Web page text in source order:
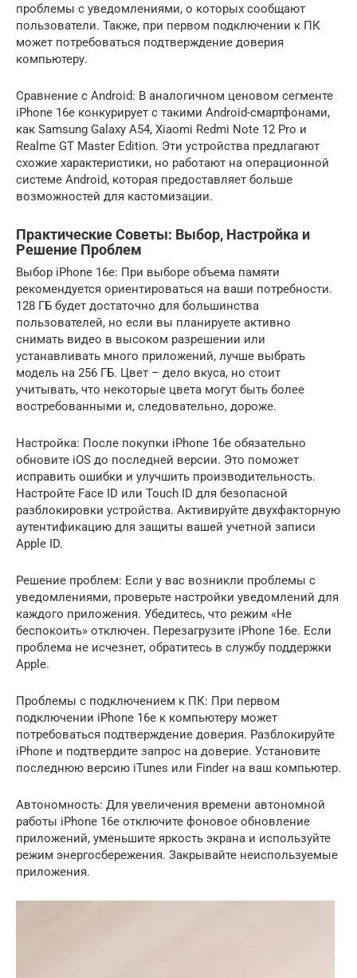
проблемы с уведомлениями, о которых сообщают
пользователи. Также, при первом подключении к ПК
может потребоваться подтверждение доверия
компьютеру.
Сравнение с Android: В аналогичном ценовом сегменте
iPhone 16e конкурирует с такими Android-смартфонами,
как Samsung Galaxy A54, Xiaomi Redmi Note 12 Pro и
Realme GT Master Edition. Эти устройства предлагают
схожие характеристики, но работают на операционной
системе Android, которая предоставляет больше
возможностей для кастомизации.
Практические Советы: Выбор, Настройка и
Решение Проблем
Выбор iPhone 16e: При выборе объема памяти
рекомендуется ориентироваться на ваши потребности.
128 ГБ будет достаточно для большинства
пользователей, но если вы планируете активно
снимать видео в высоком разрешении или
устанавливать много приложений, лучше выбрать
модель на 256 ГБ. Цвет – дело вкуса, но стоит
учитывать, что некоторые цвета могут быть более
востребованными и, следовательно, дороже.
Настройка: После покупки iPhone 16e обязательно
обновите iOS до последней версии. Это поможет
исправить ошибки и улучшить производительность.
Настройте Face ID или Touch ID для безопасной
разблокировки устройства. Активируйте двухфакторную
аутентификацию для защиты вашей учетной записи
Apple ID.
Решение проблем: Если у вас возникли проблемы с
уведомлениями, проверьте настройки уведомлений для
каждого приложения. Убедитесь, что режим «Не
беспокоить» отключен. Перезагрузите iPhone 16e. Если
проблема не исчезнет, обратитесь в службу поддержки
Apple.
Проблемы с подключением к ПК: При первом
подключении iPhone 16e к компьютеру может
потребоваться подтверждение доверия. Разблокируйте
iPhone и подтвердите запрос на доверие. Установите
последнюю версию iTunes или Finder на ваш компьютер.
Автономность: Для увеличения времени автономной
работы iPhone 16e отключите фоновое обновление
приложений, уменьшите яркость экрана и используйте
режим энергосбережения. Закрывайте неиспользуемые
приложения.